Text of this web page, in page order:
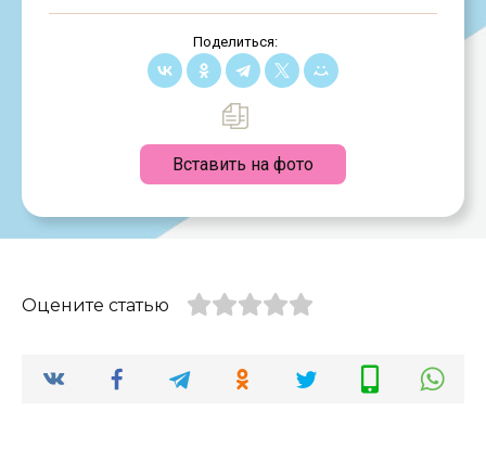
Поделиться:
Вставить на фото
Оцените статью